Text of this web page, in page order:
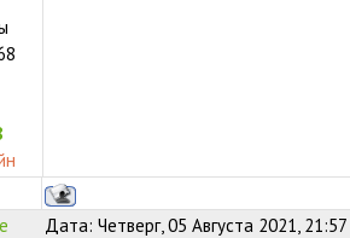
Дата: Четверг, 05 Августа 2021,